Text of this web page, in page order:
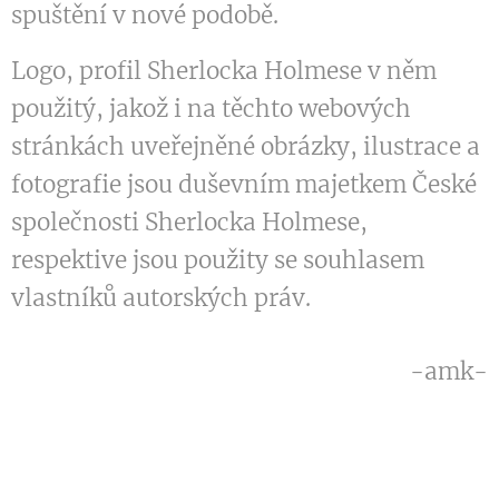
spuštění v nové podobě.
Logo, profil Sherlocka Holmese v něm
použitý, jakož i na těchto webových
stránkách uveřejněné obrázky, ilustrace a
fotografie jsou duševním majetkem České
společnosti Sherlocka Holmese,
respektive jsou použity se souhlasem
vlastníků autorských práv.
-amk-